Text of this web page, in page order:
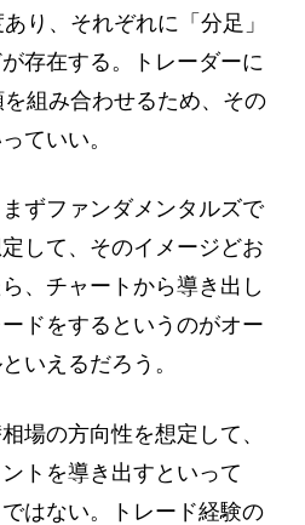
り、それぞれに「分足」
存在する。トレーダーに
組み合わせるため、その
ていい。
ずファンダメンタルズで
して、そのイメージどお
、チャートから導き出し
ドをするというのがオー
いえるだろう。
場の方向性を想定して、
トを導き出すといって
はない。トレード経験の